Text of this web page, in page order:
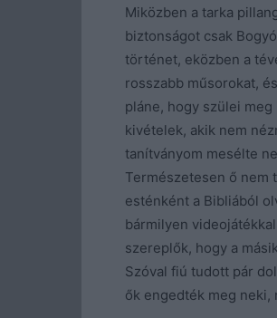
Miközben a tarka
biztonságot csak
történet, eközben a
rosszabb műsorokat,
pláne, hogy szülei
kivételek, akik nem
tanítványom mesélte
Természetesen ő nem
esténként a Bibliából
bármilyen
szereplők, hogy a
Szóval fiú tudott pár
ők engedték meg